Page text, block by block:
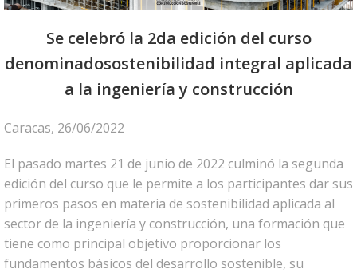
Se celebró la 2da edición del curso
denominadosostenibilidad integral aplicada
a la ingeniería y construcción
Caracas, 26/06/2022
El pasado martes 21 de junio de 2022 culminó la segunda
edición del curso que le permite a los participantes dar sus
primeros pasos en materia de sostenibilidad aplicada al
sector de la ingeniería y construcción, una formación que
tiene como principal objetivo proporcionar los
fundamentos básicos del desarrollo sostenible, su